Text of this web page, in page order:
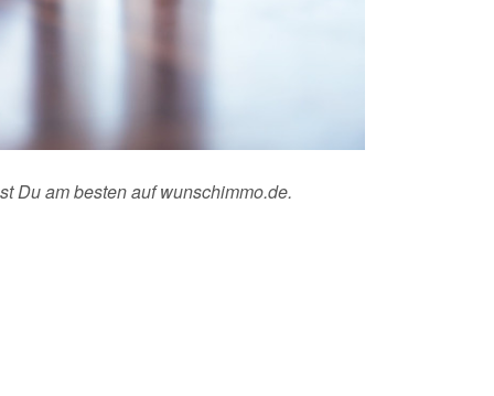
Du am besten auf wunschimmo.de.